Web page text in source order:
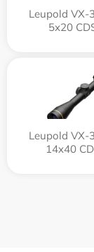
Leupold VX-
5x20
Leupold VX-
14x40